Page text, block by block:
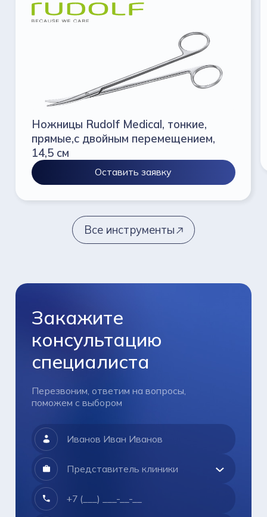
Ножницы Rudolf Medical, тонкие,
прямые,с двойным перемещением,
14,5 см
Оставить заявку
Все инструменты
Закажите
консультацию
специалиста
Перезвоним, ответим на вопросы,
поможем с выбором